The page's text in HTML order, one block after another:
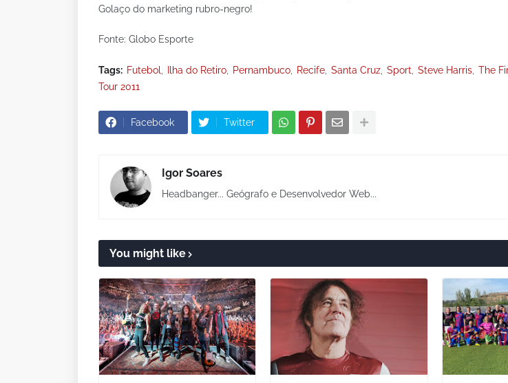
Golaço do marketing rubro-negro!
Fonte: Globo Esporte
Tags: Futebol Ilha do Retiro Pernambuco Recife Santa Cruz Sport Steve Harris The
Tour 2011
Facebook Twitter
Igor Soares
Headbanger... Geógrafo e Desenvolvedor Web...
You might like